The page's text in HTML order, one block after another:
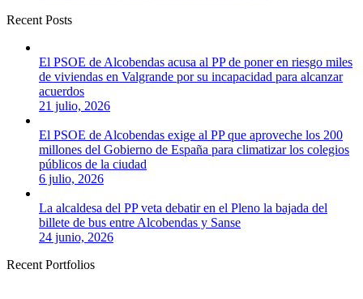
Recent Posts
El PSOE de Alcobendas acusa al PP de poner en riesgo miles
de viviendas en Valgrande por su incapacidad para alcanzar
acuerdos
21 julio, 2026
El PSOE de Alcobendas exige al PP que aproveche los 200
millones del Gobierno de España para climatizar los colegios
públicos de la ciudad
6 julio, 2026
La alcaldesa del PP veta debatir en el Pleno la bajada del
billete de bus entre Alcobendas y Sanse
24 junio, 2026
Recent Portfolios